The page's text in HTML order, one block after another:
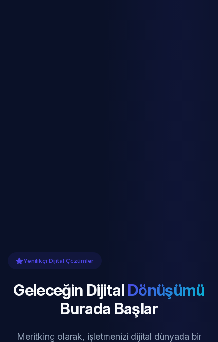
Yenilikçi Dijital Çözümler
Geleceğin Dijital Dönüşümü
Burada Başlar
Meritking olarak, işletmenizi dijital dünyada bir